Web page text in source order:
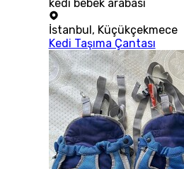
kedi bebek arabası
İstanbul , Küçükçekmece
Kedi Taşıma Çantası